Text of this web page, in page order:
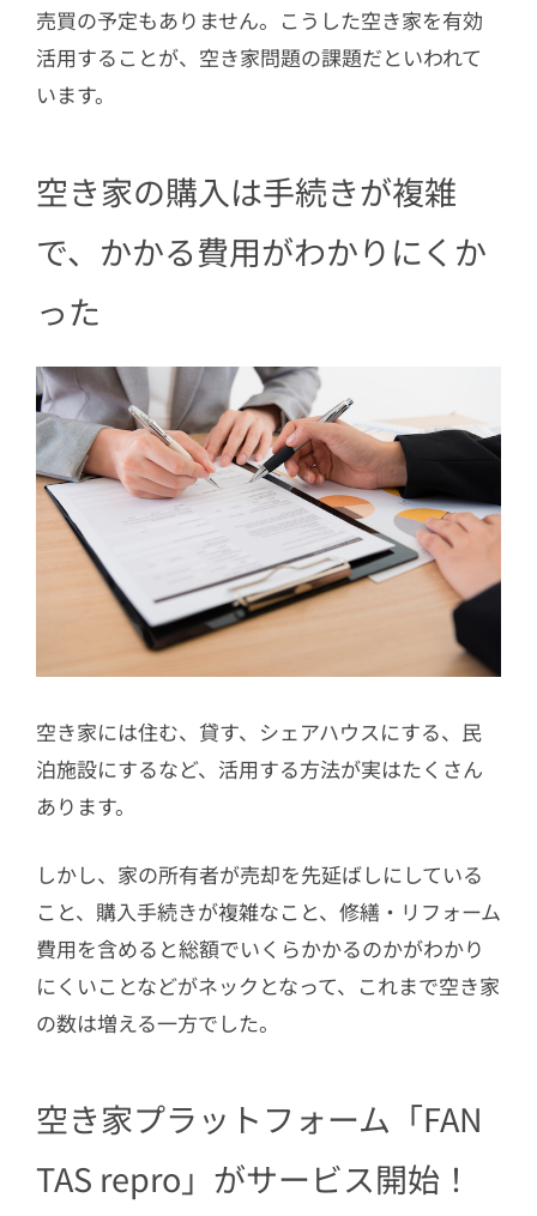
売買の予定もありません。こうした空き家を有効
活用することが、空き家問題の課題だといわれて
います。
空き家の購入は手続きが複雑
で、かかる費用がわかりにくか
った
空き家には住む、貸す、シェアハウスにする、民
泊施設にするなど、活用する方法が実はたくさん
あります。
しかし、家の所有者が売却を先延ばしにしている
こと、購入手続きが複雑なこと、修繕・リフォーム
費用を含めると総額でいくらかかるのかがわかり
にくいことなどがネックとなって、これまで空き家
の数は増える一方でした。
空き家プラットフォーム「FAN
TAS repro」がサービス開始！